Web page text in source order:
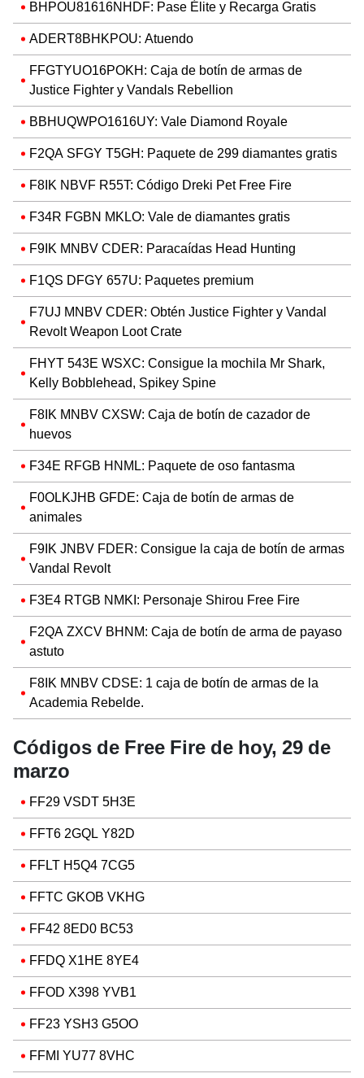
BHPOU81616NHDF: Pase Élite y Recarga Gratis
ADERT8BHKPOU: Atuendo
FFGTYUO16POKH: Caja de botín de armas de
Justice Fighter y Vandals Rebellion
BBHUQWPO1616UY: Vale Diamond Royale
F2QA SFGY T5GH: Paquete de 299 diamantes gratis
F8IK NBVF R55T: Código Dreki Pet Free Fire
F34R FGBN MKLO: Vale de diamantes gratis
F9IK MNBV CDER: Paracaídas Head Hunting
F1QS DFGY 657U: Paquetes premium
F7UJ MNBV CDER: Obtén Justice Fighter y Vandal
Revolt Weapon Loot Crate
FHYT 543E WSXC: Consigue la mochila Mr Shark,
Kelly Bobblehead, Spikey Spine
F8IK MNBV CXSW: Caja de botín de cazador de
huevos
F34E RFGB HNML: Paquete de oso fantasma
F0OLKJHB GFDE: Caja de botín de armas de
animales
F9IK JNBV FDER: Consigue la caja de botín de armas
Vandal Revolt
F3E4 RTGB NMKI: Personaje Shirou Free Fire
F2QA ZXCV BHNM: Caja de botín de arma de payaso
astuto
F8IK MNBV CDSE: 1 caja de botín de armas de la
Academia Rebelde.
Códigos de Free Fire de hoy, 29 de
marzo
FF29 VSDT 5H3E
FFT6 2GQL Y82D
FFLT H5Q4 7CG5
FFTC GKOB VKHG
FF42 8ED0 BC53
FFDQ X1HE 8YE4
FFOD X398 YVB1
FF23 YSH3 G5OO
FFMI YU77 8VHC